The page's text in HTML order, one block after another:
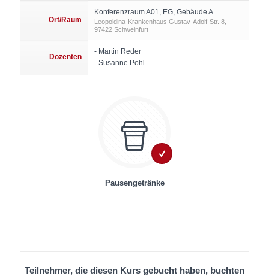
Ort/Raum
Konferenzraum A01, EG, Gebäude A
Leopoldina-Krankenhaus Gustav-Adolf-Str. 8,
97422 Schweinfurt
Dozenten
- Martin Reder
- Susanne Pohl
Pausengetränke
Teilnehmer, die diesen Kurs gebucht haben, buchten